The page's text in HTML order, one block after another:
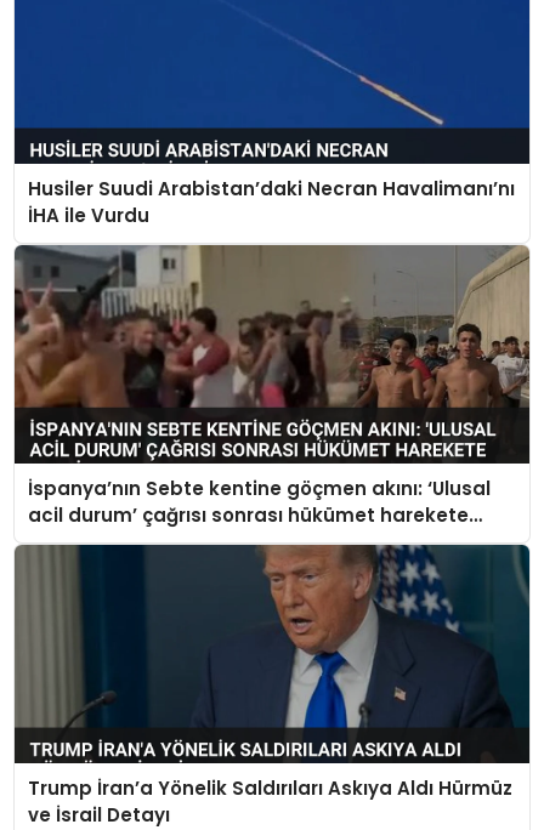
Husiler Suudi Arabistan’daki Necran Havalimanı’nı
İHA ile Vurdu
İspanya’nın Sebte kentine göçmen akını: ‘Ulusal
acil durum’ çağrısı sonrası hükümet harekete
geçti
Trump İran’a Yönelik Saldırıları Askıya Aldı Hürmüz
ve İsrail Detayı